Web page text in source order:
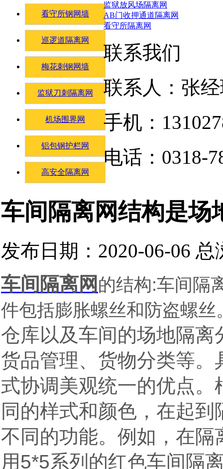
看守所钢网墙
巡逻道隔离网
梅花刺钢网墙
监狱刀刺隔离网
机场围界网
铝包钢护栏网
高安全隔离网
车间隔离网结构是场
发布日期：2020-06-06 总
车间隔离网 的结构:车间隔
件包括膨胀螺丝和防盗螺丝
仓库以及车间的场地隔
货品管理、货物分类等
式协调美观统一的优点
同的样式和颜色，在起
不同的功能。例如，在
用5*5系列的红色车间隔
监狱放风场隔离网
AB门收押通道隔离网
看守所隔离网
联系我们
联系人：张
手机：
电话：0318-